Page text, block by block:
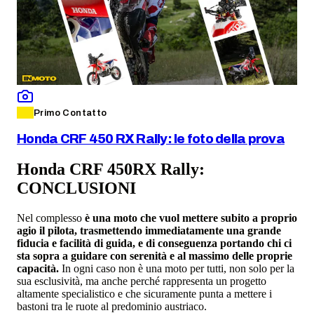
Primo Contatto
Honda CRF 450 RX Rally: le foto della prova
Honda CRF 450RX Rally:
CONCLUSIONI
Nel complesso è una moto che vuol mettere subito a proprio
agio il pilota, trasmettendo immediatamente una grande
fiducia e facilità di guida, e di conseguenza portando chi ci
sta sopra a guidare con serenità e al massimo delle proprie
capacità. In ogni caso non è una moto per tutti, non solo per la
sua esclusività, ma anche perché rappresenta un progetto
altamente specialistico e che sicuramente punta a mettere i
bastoni tra le ruote al predominio austriaco.